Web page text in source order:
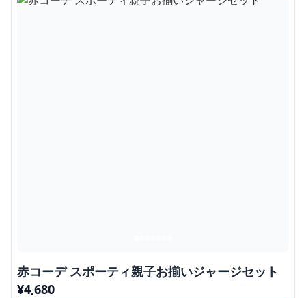
赤コーデ スポーティ親子お揃いジャージセット
¥4,680